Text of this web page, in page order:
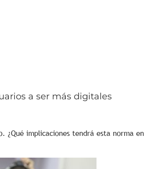
a ser más digitales
¿Qué implicaciones tendrá esta norma